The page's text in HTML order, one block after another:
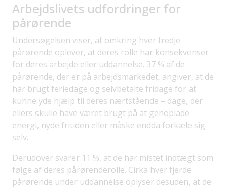
Arbejdslivets udfordringer for
pårørende
Undersøgelsen viser, at omkring hver tredje
pårørende oplever, at deres rolle har konsekvenser
for deres arbejde eller uddannelse. 37 % af de
pårørende, der er på arbejdsmarkedet, angiver, at de
har brugt feriedage og selvbetalte fridage for at
kunne yde hjælp til deres nærtstående – dage, der
ellers skulle have været brugt på at genoplade
energi, nyde fritiden eller måske endda forkæle sig
selv.
Derudover svarer 11 %, at de har mistet indtægt som
følge af deres pårørenderolle. Cirka hver fjerde
pårørende under uddannelse oplyser desuden, at de